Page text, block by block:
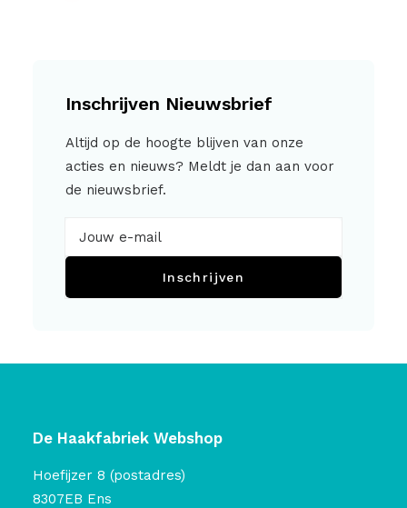
Inschrijven Nieuwsbrief
Altijd op de hoogte blijven van onze
acties en nieuws? Meldt je dan aan voor
de nieuwsbrief.
Inschrijven
De Haakfabriek Webshop
Hoefijzer 8 (postadres)
8307EB Ens